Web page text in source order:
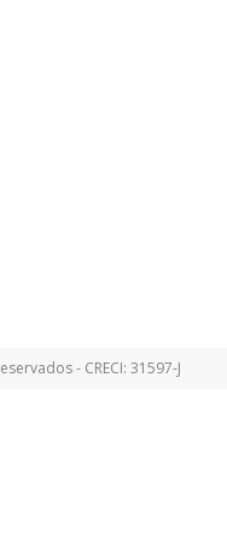
- CRECI: 31597-J